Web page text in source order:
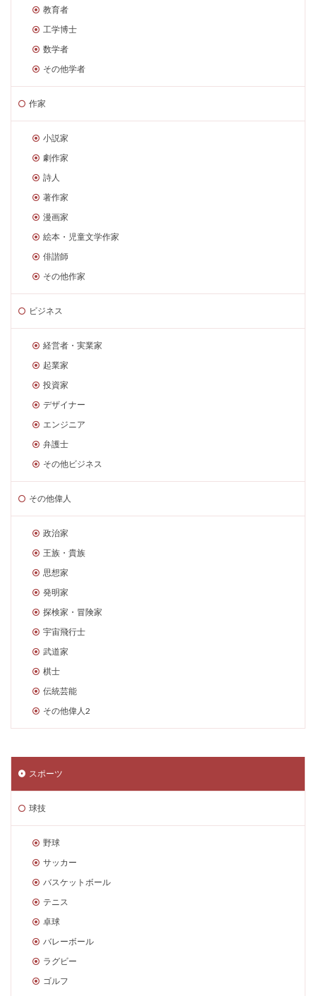
教育者
工学博士
数学者
その他学者
作家
小説家
劇作家
詩人
著作家
漫画家
絵本・児童文学作家
俳諧師
その他作家
ビジネス
経営者・実業家
起業家
投資家
デザイナー
エンジニア
弁護士
その他ビジネス
その他偉人
政治家
王族・貴族
思想家
発明家
探検家・冒険家
宇宙飛行士
武道家
棋士
伝統芸能
その他偉人2
スポーツ
球技
野球
サッカー
バスケットボール
テニス
卓球
バレーボール
ラグビー
ゴルフ